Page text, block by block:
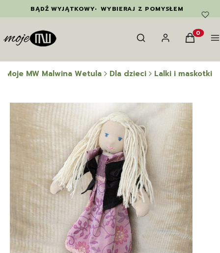
BĄDŹ WYJĄTKOWY• WYBIERAJ Z POMYSŁEM
Otwórz wyszukiwarkę
Szukaj Zaloguj sięKoszyk
Moje MW Malwina Wetula Dla dzieci Lalki i maskotki